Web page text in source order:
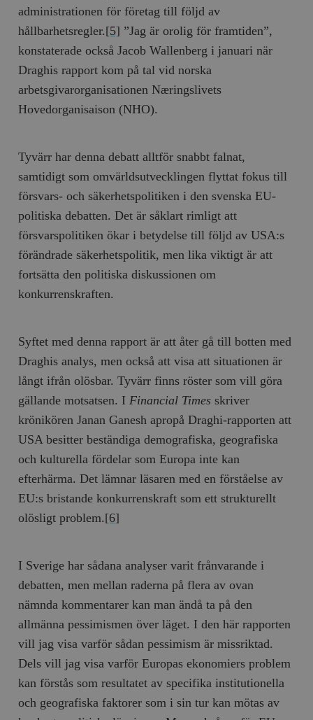
administrationen för företag till följd av
hållbarhetsregler.[5] ”Jag är orolig för framtiden”,
konstaterade också Jacob Wallenberg i januari när
Draghis rapport kom på tal vid norska
arbetsgivarorganisationen Næringslivets
Hovedorganisaison (NHO).
Tyvärr har denna debatt alltför snabbt falnat,
samtidigt som omvärldsutvecklingen flyttat fokus till
försvars- och säkerhetspolitiken i den svenska EU-
politiska debatten. Det är såklart rimligt att
försvarspolitiken ökar i betydelse till följd av USA:s
förändrade säkerhetspolitik, men lika viktigt är att
fortsätta den politiska diskussionen om
konkurrenskraften.
Syftet med denna rapport är att åter gå till botten med
Draghis analys, men också att visa att situationen är
långt ifrån olösbar. Tyvärr finns röster som vill göra
gällande motsatsen. IFinancial Times skriver
krönikören Janan Ganesh apropå Draghi-rapporten att
USA besitter beständiga demografiska, geografiska
och kulturella fördelar som Europa inte kan
efterhärma. Det lämnar läsaren med en förståelse av
EU:s bristande konkurrenskraft som ett strukturellt
olösligt problem.[6]
I Sverige har sådana analyser varit frånvarande i
debatten, men mellan raderna på flera av ovan
nämnda kommentarer kan man ändå ta på den
allmänna pessimismen över läget. I den här rapporten
vill jag visa varför sådan pessimism är missriktad.
Dels vill jag visa varför Europas ekonomiers problem
kan förstås som resultatet av specifika institutionella
och geografiska faktorer som i sin tur kan mötas av